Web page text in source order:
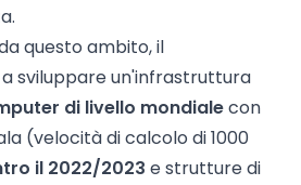
questo ambito, il
sviluppare un'infrastruttura
di livello mondialecon
(velocità di calcolo di 1000
il 2022/2023 e strutture di